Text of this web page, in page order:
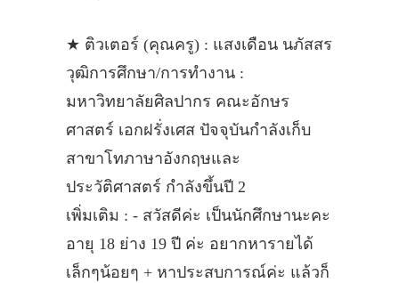
★ ติวเตอร์ (คุณครู) : แสงเดือน นภัสสร
วุฒิการศึกษา/การทำงาน :
มหาวิทยาลัยศิลปากร คณะอักษร
ศาสตร์ เอกฝรั่งเศส ปัจจุบันกำลังเก็บ
สาขาโทภาษาอังกฤษและ
ประวัติศาสตร์ กำลังขึ้นปี 2
เพิ่มเติม : - สวัสดีค่ะ เป็นนักศึกษานะคะ
อายุ 18 ย่าง 19 ปี ค่ะ อยากหารายได้
เล็กๆน้อยๆ + หาประสบการณ์ค่ะ แล้วก็